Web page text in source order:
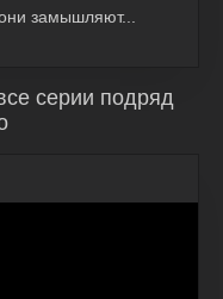
замышляют...
серии подряд